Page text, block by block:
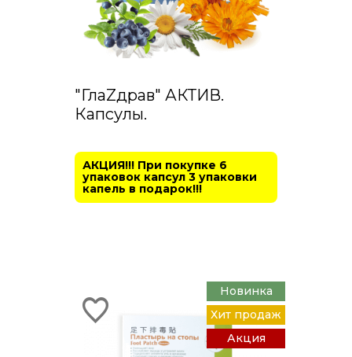
"ГлаZдрав" АКТИВ.
Капсулы.
АКЦИЯ!!! При покупке 6
упаковок капсул 3 упаковки
капель в подарок!!!
Новинка
Хит продаж
Акция